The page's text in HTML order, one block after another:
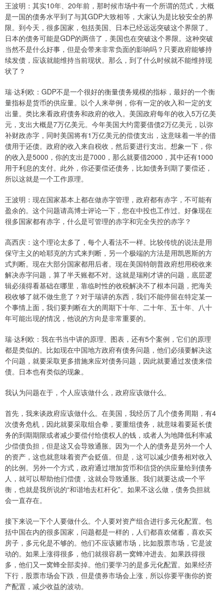
王波明：其实10年、20年前，那时候市场中有一个所谓的范式，大概
是一国的债务水平到了与其GDP大致相等，大家认为是比较安全的界
限。到今天，很多国家，包括美国、日本已经远远突破这个界限了。
日本的债务可能是GDP的两倍了，美国也在突破这个界限。这种突破
当然不是什么好事，但是会带来非常负面的影响吗？只要政府能够持
续发债，应该就能维持当前现状。那么，到了什么时候就不能维持现
状了？
瑞·达利欧：GDP不是一个很好的衡量债务规模的指标，最好的一个衡
量指标是货币的供应量。以个人来举例，你有一定的收入和一定的支
出量。类比来看政府债务和政府的收入。美国政府每年的收入5万亿美
元，支出大概是7万亿美元。今年美国大约需要借债2万亿美元，以弥
补财政赤字，同时美国将有1万亿美元的偿债支出，这意味着一半的借
债用于还债。政府的收入来自税收，然后要进行支出。想象一下，你
的收入是5000，你的支出是7000，那么就要借2000，其中还有1000
用于利息的支付。此外，你还要偿还债务，比如债务到期了要偿还，
所以这就是一个工作原理。
王波明：现在国家基本上都在做赤字管理，政府都有赤字，不可能有
盈余的。这个问题请高博士评论一下，您在中投也工作过。好像现在
很多国家都有赤字，什么是可管理的赤字和完全失控的赤字？
高西庆：这个理论太多了，每个人看法不一样。比较传统的说法是用
保守主义的哈耶克的方式来判断，另一个极端的方法是用凯恩斯的方
式判断。现在大部分国家都用后者。现在美国特朗普政府想用税收来
解决赤字问题，算了半天账都不对。这就是瑞刚才讲的问题，底层逻
辑必须得看基础在哪里，靠临时性的收税解决不了根本问题，把海关
税收够了就不做生意了？对于瑞讲的东西，我们不能停留在特定某一
个事情上面，我们要判断在大的周期下十年、二十年、五十年、八十
年可能出现的情况，他说的方向是非常重要的。
瑞·达利欧：我在书当中讲的原理、图表，还有5个案例，它们的原理
都是类似的。比如现在中国地方政府有债务问题，他们必须要解决这
个问题，就要采取更多措施来应对债务问题，因此就要通过发债来偿
债。日本也有类似的现象。
我认为问题在于，个人应该做什么，政府应该做什么。
首先，我来谈政府应该做什么。在美国，我经历了几个债务周期，有4
次债务危机，因此就要采取组合拳，要重组债务，就意味着要延长债
务的到期期限或者减少要偿付给债权人的钱，或者人为地降低利率减
少偿债负担，但是这又会导致通胀。因为一个人的债务是另外一个人
的资产，这也就意味着资产会贬值。但是，这可以减少债务相对收入
的比例。另外一个方式，政府通过增加货币和信贷的供应量给到债务
人，就可以帮助他们偿债，这就会导致通胀。我们就要达成一个平
衡，也就是我所说的“和谐地去杠杆化”。如果不这么做，债务负担就
会一直存在。
接下来说一下个人要做什么。个人要对资产组合进行多元化配置。包
括中国在内的很多国家，问题都是一样的，人们都喜欢储蓄，喜欢买
房子，多元化是不够的。他们不应该赌市场，比如股票市场，它是波
动的。如果上涨得很多，他们就很容易一窝蜂冲进去。如果跌得很
多，他们又一窝蜂全部卖掉。他们要学习的是多元化配置。如果经济
下行，股票市场会下跌，但是债券市场会上涨，所以你要平衡你的资
产配置，减少收益的波动。